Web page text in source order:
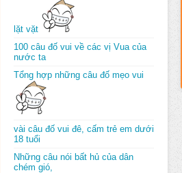
lặt vặt
100 câu đố vui về các vị Vua của
nước ta
Tổng hợp những câu đố mẹo vui
vài câu đố vui đê, cấm trẻ em dưới
18 tuổi
Những câu nói bất hủ của dân
chém gió,